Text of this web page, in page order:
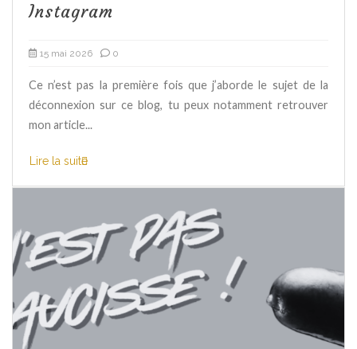
Instagram
15 mai 2026 0
Ce n’est pas la première fois que j’aborde le sujet de la
déconnexion sur ce blog, tu peux notamment retrouver
mon article...
Lire la suite